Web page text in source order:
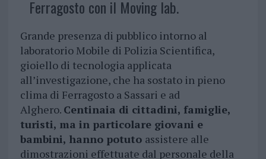
Ferragosto con il Moving lab.
Grande presenza di pubblico intorno al
laboratorio Mobile di Polizia Scientifica,
gioiello di tecnologia applicata
all’investigazione, che ha sostato in pieno
clima di Ferragosto a Sassari e ad
Alghero. Centinaia di cittadini, famiglie,
turisti, ma in particolare giovani e
bambini, hanno potuto assistere alle
dimostrazioni effettuate dal personale della